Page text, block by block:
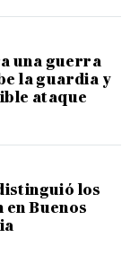
una guerra
la guardia y
ataque
los
en Buenos